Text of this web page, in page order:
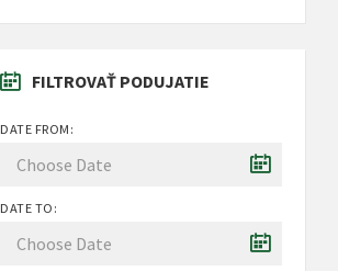
FILTROVAŤ PODUJATIE
DATE FROM:
DATE TO: